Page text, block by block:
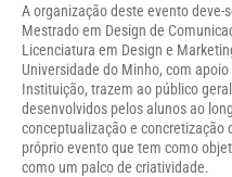
A organização deste evento deve-
Mestrado em Design de
Licenciatura em Design e
Universidade do Minho, com
Instituição, trazem ao público
desenvolvidos pelos alunos ao
conceptualização e concretização
próprio evento que tem como
como um palco de criatividade.